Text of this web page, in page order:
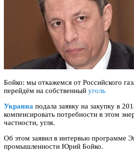
Бойко: мы откажемся от Российского
перейдём на собственный уголь
Украина подала заявку на закупку в
компенсировать потребности в этом
частности, угля.
Об этом заявил в интервью программе
промышленности Юрий Бойко.